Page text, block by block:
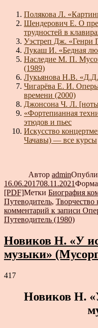
Полякова Л.
Шендерович Е. О
трудностей в
Уэстреп Дж. «Генри
Лукаш И. «Бедная
Наследие М. П.
(1989)
Лукьянова Н.В.
Чигарёва Е. И. Оперы
времени (2000)
Джонсона Ч. Л.
«Фортепианная
этюдов и пьес
Искусство
Чачавы) — все курсы
Автор admin
16.06.201708.11.2021
[PDF]Метки Биография
Путеводитель, Творчество
комментарий к записи
Путеводитель (1980)
Новиков Н. «У
музыки»
417
Новиков Н.